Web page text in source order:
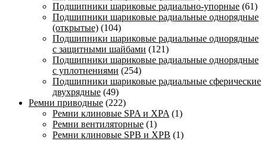
Подшипники шариковые радиально-упорные (61)
Подшипники шариковые радиальные однорядные
(открытые) (104)
Подшипники шариковые радиальные однорядные
с защитными шайбами (121)
Подшипники шариковые радиальные однорядные
с уплотнениями (254)
Подшипники шариковые радиальные сферические
двухрядные (49)
Ремни приводные (222)
Ремни клиновые SPA и XPA (1)
Ремни вентиляторные (1)
Ремни клиновые SPB и XPB (1)